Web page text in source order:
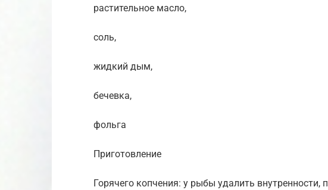
растительное масло,
соль,
жидкий дым,
бечевка,
фольга
Приготовление
Горячего копчения: у рыбы удалить внутренности,